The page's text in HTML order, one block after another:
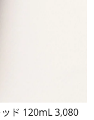
ド 120mL 3,080